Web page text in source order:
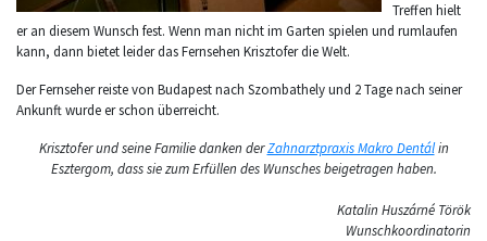
Treffen hielt
er an diesem Wunsch fest. Wenn man nicht im Garten spielen und rumlaufen
kann, dann bietet leider das Fernsehen Krisztofer die Welt.
Der Fernseher reiste von Budapest nach Szombathely und 2 Tage nach seiner
Ankunft wurde er schon überreicht.
Krisztofer und seine Familie danken derZahnarztpraxis Makro Dentálin
Esztergom, dass sie zum Erfüllen des Wunsches beigetragen haben.
Katalin Huszárné Török
Wunschkoordinatorin